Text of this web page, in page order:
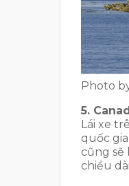
Photo
5.
Lái xe
quốc
cũng sẽ
chiều